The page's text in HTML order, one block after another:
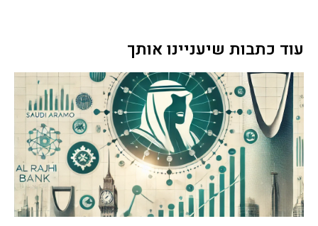
עוד כתבות שיעניינו אותך